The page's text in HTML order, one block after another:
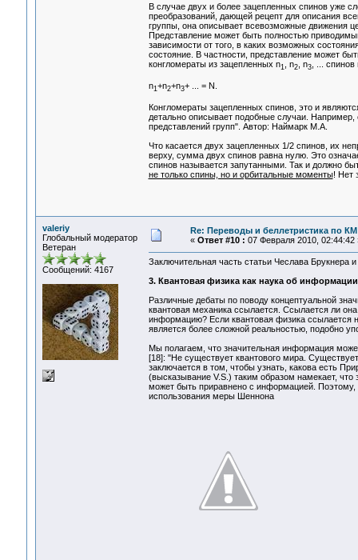
В случае двух и более зацепленных спинов уже
преобразований, дающей рецепт для описания
группы, она описывает всевозможные движения
Представление может быть полностью
зависимости от того, в каких возможных
состояние. В частности, представление может
конгломераты из зацепленных n1 , n2, n3, ... спинов
n1+n2+n3+ ... = N.
Конгломераты зацепленных спинов, это и
детально описывает подобные случаи.
представлений групп". Автор: Наймарк М.А.
Что касается двух зацепленных 1/2 спинов, их
верху, сумма двух спинов равна нулю. Это
спинов называется запутанными. Так и должно
не только спины, но и орбитальные моменты! Нет
valeriy
Глобальный модератор
Ветеран
Сообщений: 4167
Re: Переводы и беллетристика по КМ
« Ответ #10 : 07 Февраля 2010, 02:44:42
Заключительная часть статьи Чеслава Брукнера
3. Квантовая физика как наука об информации
Различные дебаты по поводу концептуальной
квантовая механика ссылается. Ссылается ли
информацию? Если квантовая физика ссылается
является более сложной реальностью, подобно
Мы полагаем, что значительная информация
[18]: "Не существует квантового мира.
заключается в том, чтобы узнать, какова есть
(высказывание V.S.) таким образом намекает,
может быть приравнено с информацией.
использования меры Шеннона